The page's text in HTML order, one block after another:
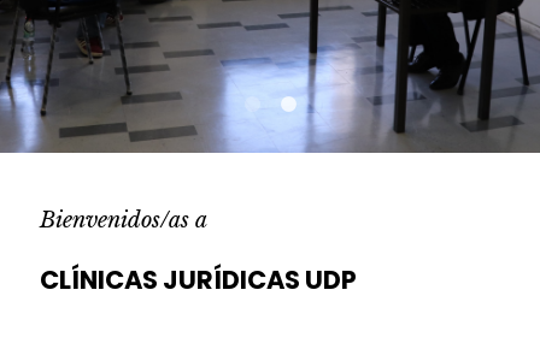
Bienvenidos/as a
CLÍNICAS JURÍDICAS UDP